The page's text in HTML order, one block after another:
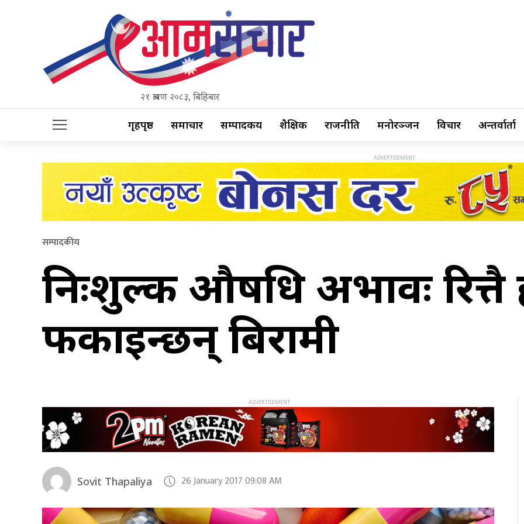
२१ श्रावण २०८३, बिहिबार
गृहपृष्ठ समाचार सम्पादकीय शैक्षिक राजनीति मनोरञ्जन विचार अन्तर्वार्ता
सम्पादकीय
निःशुल्क औषधि अभावः रित्तै
फर्काइन्छन् बिरामी
Sovit Thapaliya 26 January 2017 09:08 AM